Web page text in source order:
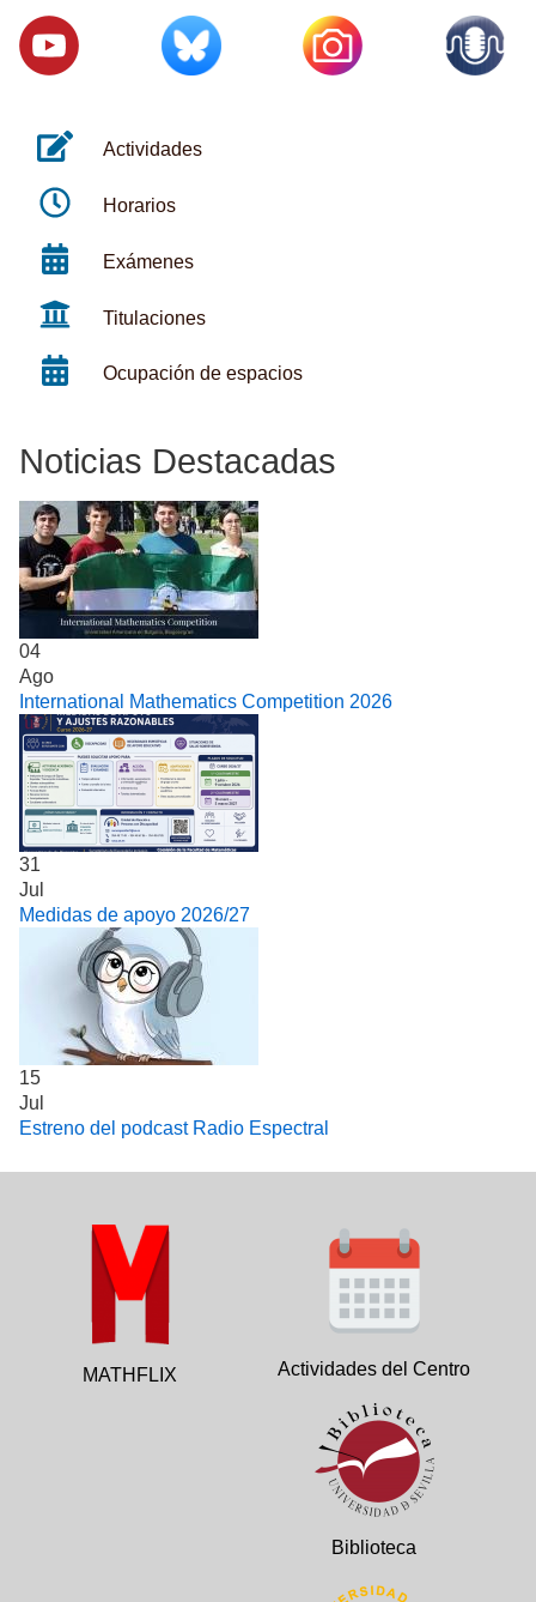
Actividades
Horarios
Exámenes
Titulaciones
Ocupación de espacios
Noticias Destacadas
04
Ago
International Mathematics Competition 2026
31
Jul
Medidas de apoyo 2026/27
15
Jul
Estreno del podcast Radio Espectral
MATHFLIX Actividades del Centro
Biblioteca